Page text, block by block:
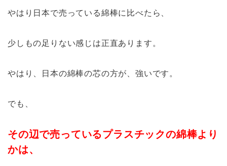
やはり日本で売っている綿棒に比べたら、
少しもの足りない感じは正直あります。
やはり、日本の綿棒の芯の方が、強いです。
でも、
その辺で売っているプラスチックの綿棒より
かは、